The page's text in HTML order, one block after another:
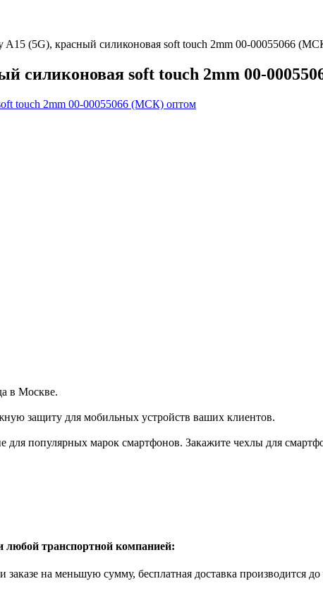
A15 (5G), красный силиконовая soft touch 2mm 00-00055066
силиконовая soft touch 2mm 00-
в Москве.
защиту для мобильных устройств ваших клиентов.
популярных марок смартфонов. Закажите чехлы для
любой транспортной компанией:
заказе на меньшую сумму, бесплатная доставка производится